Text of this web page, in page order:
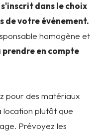
dans le choix
de votre événement.
homogène et
prendre en compte
pour des matériaux
location plutôt que
Prévoyez les